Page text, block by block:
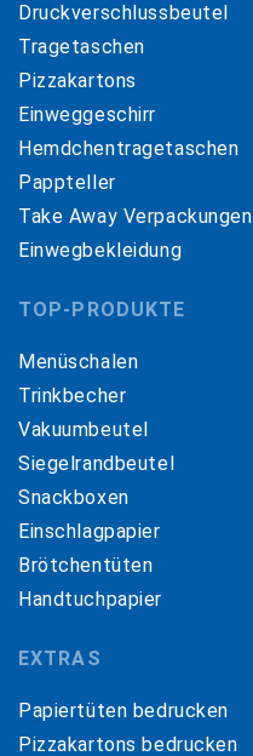
Druckverschlussbeutel
Tragetaschen
Pizzakartons
Einweggeschirr
Hemdchentragetaschen
Pappteller
Take Away Verpackungen
Einwegbekleidung
TOP-PRODUKTE
Menüschalen
Trinkbecher
Vakuumbeutel
Siegelrandbeutel
Snackboxen
Einschlagpapier
Brötchentüten
Handtuchpapier
EXTRAS
Papiertüten bedrucken
Pizzakartons bedrucken